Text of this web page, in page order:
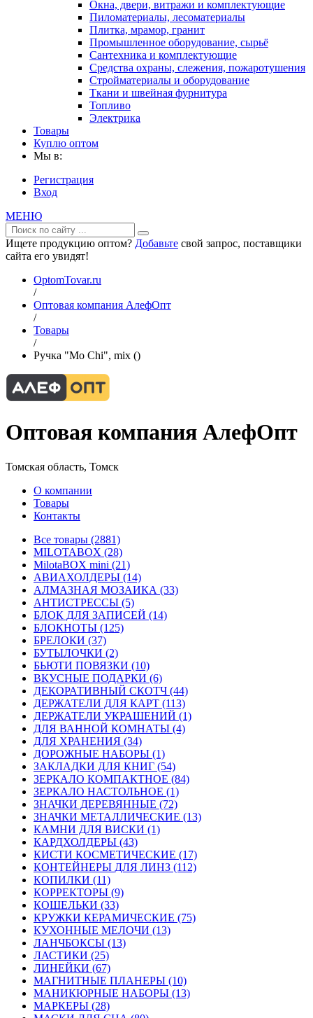
Окна, двери, витражи и комплектующие
Пиломатериалы, лесоматериалы
Плитка, мрамор, гранит
Промышленное оборудование, сырьё
Сантехника и комплектующие
Средства охраны, слежения, пожаротушения
Стройматериалы и оборудование
Ткани и швейная фурнитура
Топливо
Электрика
Товары
Куплю оптом
Мы в:
Регистрация
Вход
МЕНЮ
Ищете продукцию оптом? Добавьте свой запрос, поставщики
сайта его увидят!
OptomTovar.ru
/
Оптовая компания АлефОпт
/
Товары
/
Ручка "Mo Chi", mix ()
Оптовая компания АлефОпт
Томская область, Томск
О компании
Товары
Контакты
Все товары (2881)
MILOTABOX (28)
MilotaBOX mini (21)
АВИАХОЛДЕРЫ (14)
АЛМАЗНАЯ МОЗАИКА (33)
АНТИСТРЕССЫ (5)
БЛОК ДЛЯ ЗАПИСЕЙ (14)
БЛОКНОТЫ (125)
БРЕЛОКИ (37)
БУТЫЛОЧКИ (2)
БЬЮТИ ПОВЯЗКИ (10)
ВКУСНЫЕ ПОДАРКИ (6)
ДЕКОРАТИВНЫЙ СКОТЧ (44)
ДЕРЖАТЕЛИ ДЛЯ КАРТ (113)
ДЕРЖАТЕЛИ УКРАШЕНИЙ (1)
ДЛЯ ВАННОЙ КОМНАТЫ (4)
ДЛЯ ХРАНЕНИЯ (34)
ДОРОЖНЫЕ НАБОРЫ (1)
ЗАКЛАДКИ ДЛЯ КНИГ (54)
ЗЕРКАЛО КОМПАКТНОЕ (84)
ЗЕРКАЛО НАСТОЛЬНОЕ (1)
ЗНАЧКИ ДЕРЕВЯННЫЕ (72)
ЗНАЧКИ МЕТАЛЛИЧЕСКИЕ (13)
КАМНИ ДЛЯ ВИСКИ (1)
КАРДХОЛДЕРЫ (43)
КИСТИ КОСМЕТИЧЕСКИЕ (17)
КОНТЕЙНЕРЫ ДЛЯ ЛИНЗ (112)
КОПИЛКИ (11)
КОРРЕКТОРЫ (9)
КОШЕЛЬКИ (33)
КРУЖКИ КЕРАМИЧЕСКИЕ (75)
КУХОННЫЕ МЕЛОЧИ (13)
ЛАНЧБОКСЫ (13)
ЛАСТИКИ (25)
ЛИНЕЙКИ (67)
МАГНИТНЫЕ ПЛАНЕРЫ (10)
МАНИКЮРНЫЕ НАБОРЫ (13)
МАРКЕРЫ (28)